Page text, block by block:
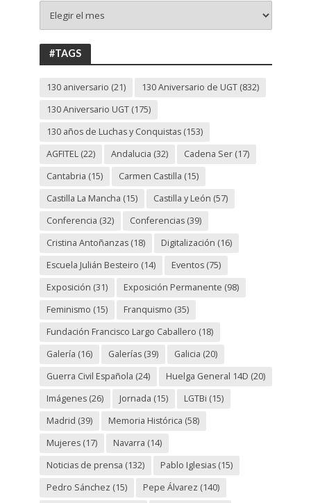
130
ANIVERSARIO
UGT
#TAGS
130 aniversario (21) 130 Aniversario de UGT(832)
130 Aniversario UGT(175)
130 años de Luchas y Conquistas(153)
AGFITEL(22) Andalucia (32) Cadena Ser(17)
Cantabria (15) Carmen Castilla (15)
Castilla La Mancha (15) Castilla y León (57)
Conferencia (32) Conferencias(39)
Cristina Antoñanzas(18) Digitalización (16)
Escuela Julián Besteiro (14) Eventos(75)
Exposición (31) Exposición Permanente (98)
Feminismo (15) Franquismo (35)
Fundación Francisco Largo Caballero (18)
Galería (16) Galerías(39) Galicia (20)
Guerra Civil Española (24) Huelga General 14D (20)
Imágenes(26) Jornada (15) LGTBi (15)
Madrid (39) Memoria Histórica (58)
Mujeres(17) Navarra (14)
Noticias de prensa (132) Pablo Iglesias(15)
Pedro Sánchez (15) Pepe Álvarez (140)